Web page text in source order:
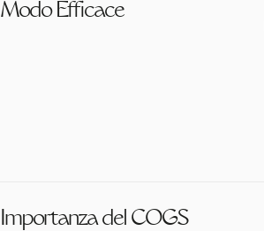
Modo Efficace
Importanza del COGS